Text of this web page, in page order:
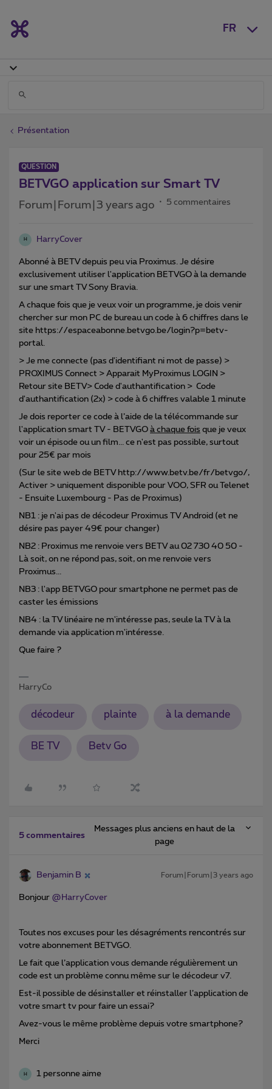
FR
Présentation
QUESTION
BETVGO application sur Smart TV
Forum|Forum|3 years ago 5 commentaires
H HarryCover
Abonné à BETV depuis peu via Proximus. Je désire
exclusivement utiliser l'application BETVGO à la demande
sur une smart TV Sony Bravia.
A chaque fois que je veux voir un programme, je dois venir
chercher sur mon PC de bureau un code à 6 chiffres dans le
site https://espaceabonne.betvgo.be/login?p=betv-
portal.
> Je me connecte (pas d'identifiant ni mot de passe) >
PROXIMUS Connect > Apparait MyProximus LOGIN >
Retour site BETV> Code d'authantification > Code
d'authantification (2x) > code à 6 chiffres valable 1 minute
Je dois reporter ce code à l’aide de la télécommande sur
l'application smart TV - BETVGO à chaque fois que je veux
voir un épisode ou un film... ce n'est pas possible, surtout
pour 25€ par mois
(Sur le site web de BETV http://www.betv.be/fr/betvgo/,
Activer > uniquement disponible pour VOO, SFR ou Telenet
- Ensuite Luxembourg - Pas de Proximus)
NB1 : je n'ai pas de décodeur Proximus TV Android (et ne
désire pas payer 49€ pour changer)
NB2 : Proximus me renvoie vers BETV au 02 730 40 50 -
Là soit, on ne répond pas, soit, on me renvoie vers
Proximus...
NB3 : l'app BETVGO pour smartphone ne permet pas de
caster les émissions
NB4 : la TV linéaire ne m'intéresse pas, seule la TV à la
demande via application m'intéresse.
Que faire ?
HarryCo
décodeur plainte à la demande
BE TV Betv Go
5 commentaires
Messages plus anciens en haut de la
page
Benjamin B Forum|Forum|3 years ago
Bonjour @HarryCover
Toutes nos excuses pour les désagréments rencontrés sur
votre abonnement BETVGO.
Le fait que l’application vous demande régulièrement un
code est un problème connu même sur le décodeur v7.
Est-il possible de désinstaller et réinstaller l’application de
votre smart tv pour faire un essai?
Avez-vous le même problème depuis votre smartphone?
Merci
H 1 personne aime